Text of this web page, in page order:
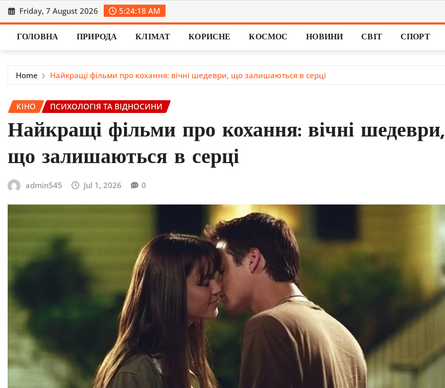
Skip
to
content
Friday, 7 August 2026 5:24:19 AM
ГОЛОВНА ПРИРОДА КЛІМАТ КОРИСНЕ КОСМОС НОВИНИ СВІТ СПОРТ
Home Найкращі фільми про кохання: вічні шедеври, що залишаються в серці
КІНО ПСИХОЛОГІЯ ТА ВІДНОСИНИ
Найкращі фільми про кохання: вічні шедеври,
що залишаються в серці
admin545 Jul 1, 2026 0